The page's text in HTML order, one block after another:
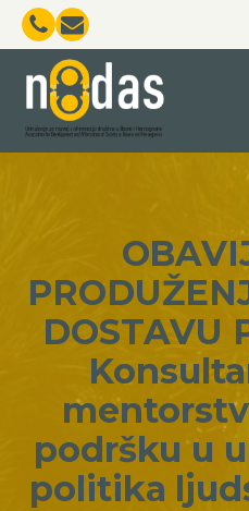
DOSTAVU
podršku u
politika